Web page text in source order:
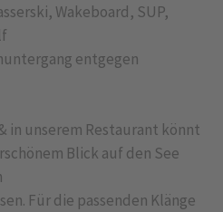
Wakeboard, SUP,
entgegen
in unserem Restaurant könnt
Blick auf den See
Für die passenden Klänge